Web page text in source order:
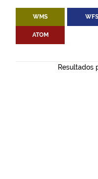
WMS WFS
ATOM
Resultados